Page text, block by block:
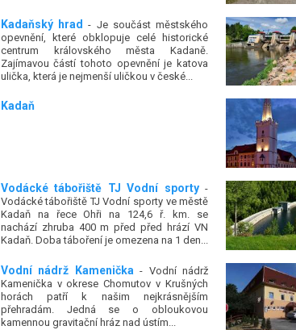
Kadaňský hrad - Je součást městského
opevnění, které obklopuje celé historické
centrum královského města Kadaně.
Zajímavou částí tohoto opevnění je katova
ulička, která je nejmenší uličkou v české...
Kadaň
Vodácké tábořiště TJ Vodní sporty-
Vodácké tábořiště TJ Vodní sporty ve městě
Kadaň na řece Ohři na 124,6 ř. km. se
nachází zhruba 400 m před před hrází VN
Kadaň. Doba táboření je omezena na 1 den...
Vodní nádrž Kamenička- Vodní nádrž
Kamenička v okrese Chomutov v Krušných
horách patří k našim nejkrásnějším
přehradám. Jedná se o obloukovou
kamennou gravitační hráz nad ústím...